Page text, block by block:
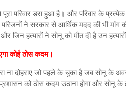
परिवार डरा हुआ है। और परिवार के
ने सरकार से आर्थिक मदद की भी मांग
जिन हत्यारों ने सोनू को मौत दी है उन
कोई ठोस कदम।
ना दोहराए जो पहले के चुका है जब सोनू के
को ठोस कदम उठाना होगा और सोनू के